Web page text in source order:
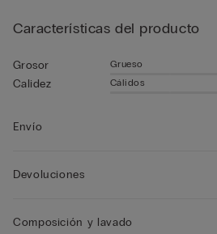
Características del producto
Grosor Grueso
Calidez Cálidos
Envío
Devoluciones
Composición y lavado